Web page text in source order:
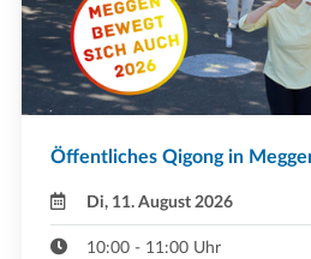
Öffentliches Qigong in
Di, 11. August 2026
10:00 - 11:00 Uhr